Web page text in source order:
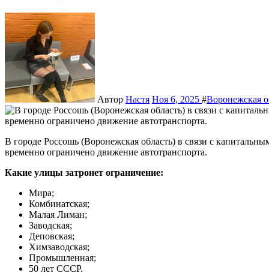
Автор Настя Ноя 6, 2025 #Воронежская
В городе Россошь (Воронежская область) в связи с капитальным ремонтом железнодорожного путепровода будет
временно ограничено движение автотранспорта.
Какие улицы затронет ограничение:
Мира;
Комбинатская;
Малая Лиман;
Заводская;
Деповская;
Химзаводская;
Промышленная;
50 лет СССР.